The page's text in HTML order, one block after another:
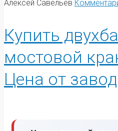
Алексей Савельев
Купить
мостовой
Цена от